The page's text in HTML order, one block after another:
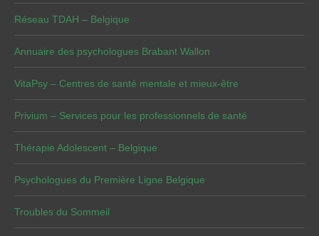
Réseau TDAH – Belgique
Annuaire des psychologues Brabant Wallon
VitaPsy – Centres de santé mentale et mieux-être
Privium – Services pour les professionnels de santé
Thérapie Adolescent – Belgique
Psychologues du Première Ligne Belgique
Troubles du Sommeil